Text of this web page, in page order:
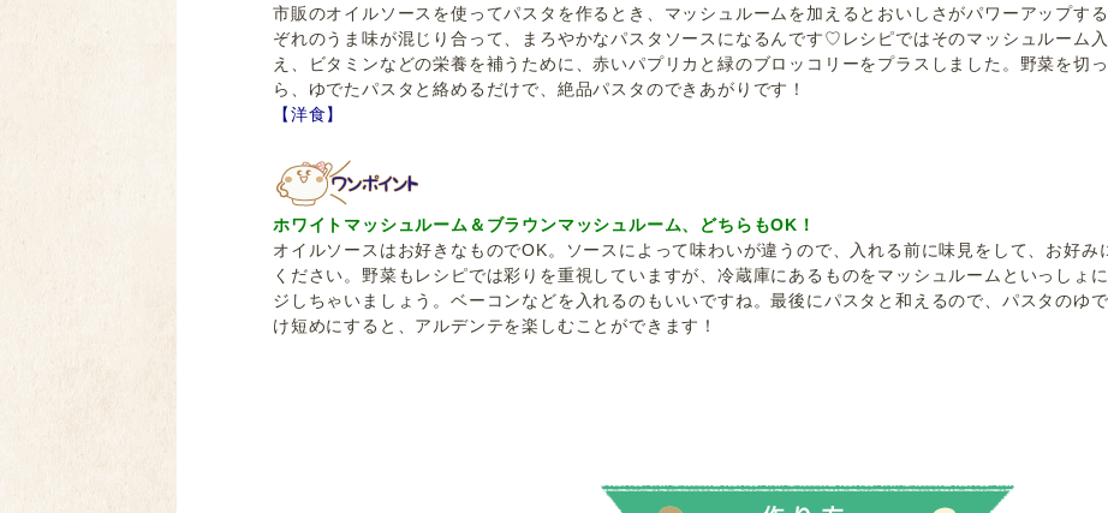
市販のオイルソースを使ってパスタを作るとき、マッシュルームを加えるとおいしさがパワーアップす
ぞれのうま味が混じり合って、まろやかなパスタソースになるんです♡レシピではそのマッシュルーム
え、ビタミンなどの栄養を補うために、赤いパプリカと緑のブロッコリーをプラスしました。野菜を切
ら、ゆでたパスタと絡めるだけで、絶品パスタのできあがりです！
【洋食】
ホワイトマッシュルーム＆ブラウンマッシュルーム、どちらもOK！
オイルソースはお好きなものでOK。ソースによって味わいが違うので、入れる前に味見をして、お好み
ください。野菜もレシピでは彩りを重視していますが、冷蔵庫にあるものをマッシュルームといっしょ
ジしちゃいましょう。ベーコンなどを入れるのもいいですね。最後にパスタと和えるので、パスタのゆ
け短めにすると、アルデンテを楽しむことができます！